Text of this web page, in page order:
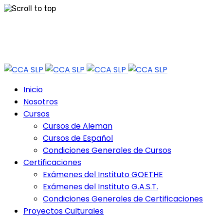
Inicio
Nosotros
Cursos
Cursos de Aleman
Cursos de Español
Condiciones Generales de Cursos
Certificaciones
Exámenes del Instituto GOETHE
Exámenes del Instituto G.A.S.T.
Condiciones Generales de Certificaciones
Proyectos Culturales